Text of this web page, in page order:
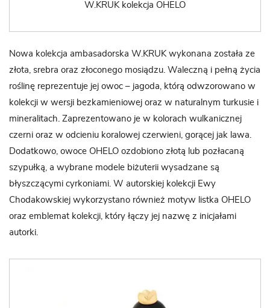
W.KRUK kolekcja OHELO
Nowa kolekcja ambasadorska W.KRUK wykonana została ze
złota, srebra oraz złoconego mosiądzu. Waleczną i pełną życia
roślinę reprezentuje jej owoc – jagoda, którą odwzorowano w
kolekcji w wersji bezkamieniowej oraz w naturalnym turkusie i
mineralitach. Zaprezentowano je w kolorach wulkanicznej
czerni oraz w odcieniu koralowej czerwieni, gorącej jak lawa.
Dodatkowo, owoce OHELO ozdobiono złotą lub pozłacaną
szypułką, a wybrane modele biżuterii wysadzane są
błyszczącymi cyrkoniami. W autorskiej kolekcji Ewy
Chodakowskiej wykorzystano również motyw listka OHELO
oraz emblemat kolekcji, który łączy jej nazwę z inicjałami
autorki.